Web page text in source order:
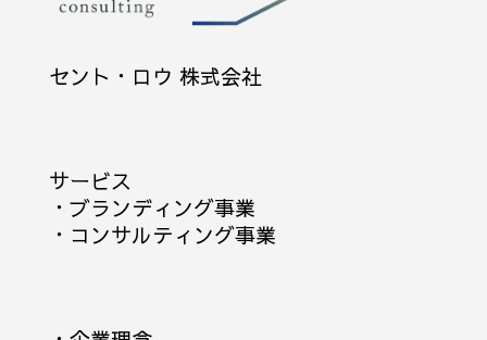
セント・ロウ 株式会社
サービス
・ ブランディング事業
・ コンサルティング事業